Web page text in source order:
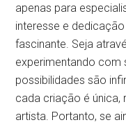
apenas para
interesse e
fascinante. Seja
experimentando com
possibilidades são
cada criação é única,
artista. Portanto, se